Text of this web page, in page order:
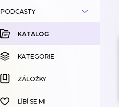
KATALOG
KOUPENÉ
KATEGORIE
ZÁLOŽKY
HISTORIE
PODCASTY
KATALOG
KATEGORIE
ZÁLOŽKY
LÍBÍ SE MI